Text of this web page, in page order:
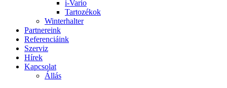
i-Vario
Tartozékok
Winterhalter
Partnereink
Referenciáink
Szerviz
Hírek
Kapcsolat
Állás